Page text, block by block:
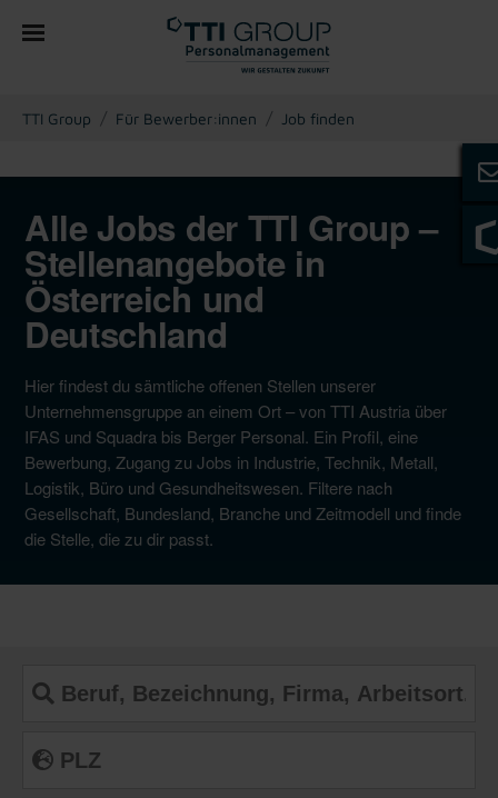
You are here:
TTI Group Für Bewerber:innen Job finden
Alle Jobs der TTI Group –
Stellenangebote in
Österreich und
Deutschland
Hier findest du sämtliche offenen Stellen unserer
Unternehmensgruppe an einem Ort – von TTI Austria über
IFAS und Squadra bis Berger Personal. Ein Profil, eine
Bewerbung, Zugang zu Jobs in Industrie, Technik, Metall,
Logistik, Büro und Gesundheitswesen. Filtere nach
Gesellschaft, Bundesland, Branche und Zeitmodell und finde
die Stelle, die zu dir passt.